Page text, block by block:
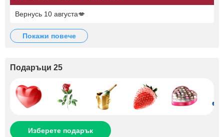
Вернусь 10 августа💋
покажи повече
Подаръци 25
Изберете подарък